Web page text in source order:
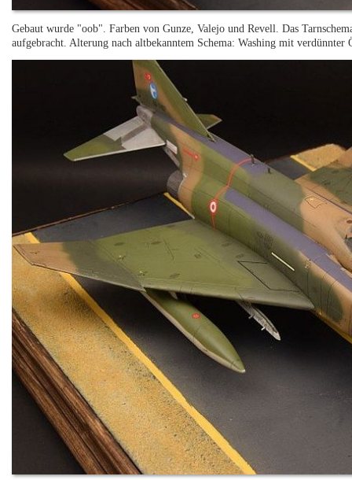
Gebaut wurde "oob". Farben von Gunze, Valejo und Revell. Das
aufgebracht. Alterung nach altbekanntem Schema: Washing mit verdünnter